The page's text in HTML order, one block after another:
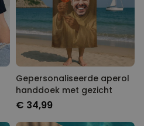
Gepersonaliseerde aperol
handdoek met gezicht
€ 34,99